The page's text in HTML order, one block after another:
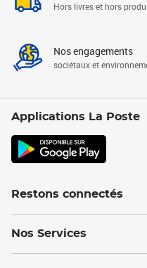
Hors livres et hors
Nos engagements
sociétaux et
Applications La Poste
Restons connectés
Nos Services